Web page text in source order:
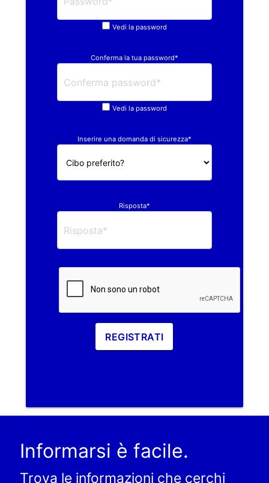
Vedi la password
Conferma la tua password*
Vedi la password
Inserire una domanda di sicurezza*
Risposta*
REGISTRATI
Informarsi è facile.
Trova le informazioni che cerchi